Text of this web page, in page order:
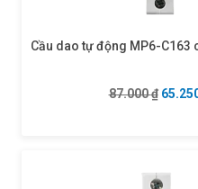
Cầu dao tự động MP6-C163
87.000₫ Giá